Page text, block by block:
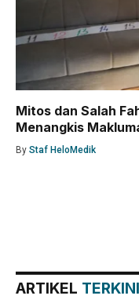
Mitos dan Salah
Menangkis
By Staf HeloMedik
ARTIKEL TERKINI